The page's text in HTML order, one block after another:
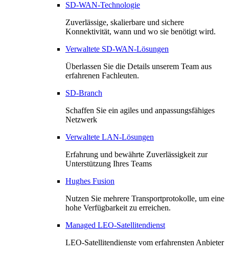
SD-WAN-Technologie
Zuverlässige, skalierbare und sichere
Konnektivität, wann und wo sie benötigt wird.
Verwaltete SD-WAN-Lösungen
Überlassen Sie die Details unserem Team aus
erfahrenen Fachleuten.
SD-Branch
Schaffen Sie ein agiles und anpassungsfähiges
Netzwerk
Verwaltete LAN-Lösungen
Erfahrung und bewährte Zuverlässigkeit zur
Unterstützung Ihres Teams
Hughes Fusion
Nutzen Sie mehrere Transportprotokolle, um eine
hohe Verfügbarkeit zu erreichen.
Managed LEO-Satellitendienst
LEO-Satellitendienste vom erfahrensten Anbieter